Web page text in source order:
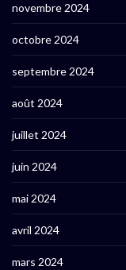
novembre 2024
octobre 2024
septembre 2024
août 2024
juillet 2024
juin 2024
mai 2024
avril 2024
mars 2024